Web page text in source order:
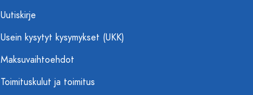
Uutiskirje
Usein kysytyt kysymykset (UKK)
Maksuvaihtoehdot
Toimituskulut ja toimitus